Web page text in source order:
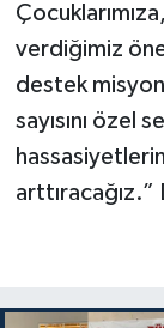
verdiğimiz
destek
sayısını özel
arttıracağız.”